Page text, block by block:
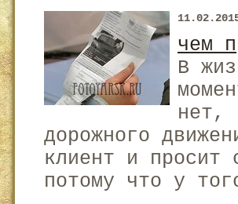
чем
В
нет,
дорожного
клиент и просит
потому что у